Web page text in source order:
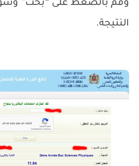
وقم بالضغط على “بحث”
النتيجة.